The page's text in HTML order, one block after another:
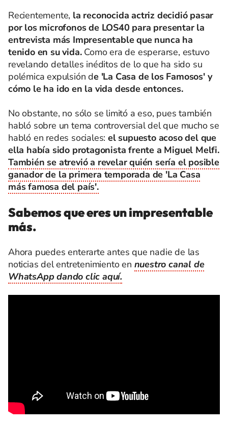
Recientemente, la reconocida actriz decidió pasar
por los microfonos de LOS40 para presentar la
entrevista más Impresentable que nunca ha
tenido en su vida.Como era de esperarse, estuvo
revelando detalles inéditos de lo que ha sido su
polémica expulsión de 'La Casa de los Famosos' y
cómo le ha ido en la vida desde entonces.
No obstante, no sólo se limitó a eso, pues también
habló sobre un tema controversial del que mucho se
habló en redes sociales: el supuesto acoso del que
ella había sido protagonista frente a Miguel Melfi.
También se atrevió a revelar quién sería el posible
ganador de la primera temporada de 'La Casa
más famosa del país'.
Sabemos que eres un impresentable
más.
Ahora puedes enterarte antes que nadie de las
noticias del entretenimiento en nuestro canal de
WhatsApp dando clic aquí.